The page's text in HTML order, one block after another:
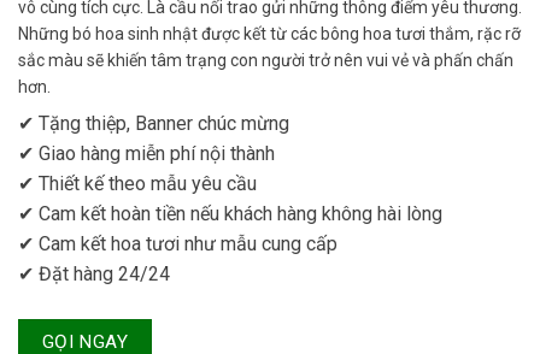
vô cùng tích cực. Là cầu nối trao gửi những thông điểm yêu thương.
Những bó hoa sinh nhật được kết từ các bông hoa tươi thắm, rặc rỡ
sắc màu sẽ khiến tâm trạng con người trở nên vui vẻ và phấn chấn
hơn.
✔ Tặng thiệp, Banner chúc mừng
✔ Giao hàng miễn phí nội thành
✔ Thiết kế theo mẫu yêu cầu
✔ Cam kết hoàn tiền nếu khách hàng không hài lòng
✔ Cam kết hoa tươi như mẫu cung cấp
✔ Đặt hàng 24/24
GỌI NGAY